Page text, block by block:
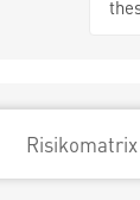
Risikomatrix